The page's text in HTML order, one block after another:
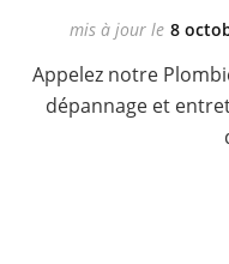
mis à jour le 8
Appelez notre
dépannage et